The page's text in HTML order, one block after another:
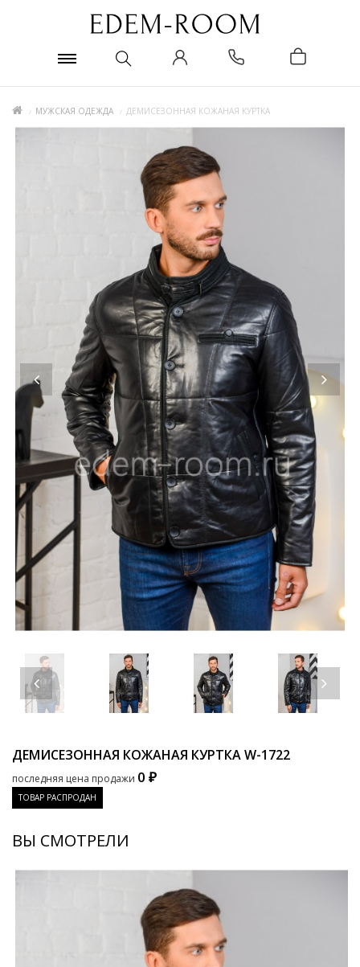
МУЖСКАЯ ОДЕЖДА ДЕМИСЕЗОННАЯ КОЖАНАЯ КУРТКА
ДЕМИСЕЗОННАЯ КОЖАНАЯ КУРТКАW-1722
последняя цена продажи 0 ₽
ТОВАР РАСПРОДАН
ВЫ СМОТРЕЛИ